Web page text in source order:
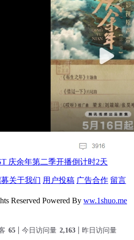
庆余年第二季开播倒计时2天
关于我们 用户投稿 广告合作 留言
Reserved Powered By ww.1shuo.me
65 今日访问量 2,163
昨日访问量